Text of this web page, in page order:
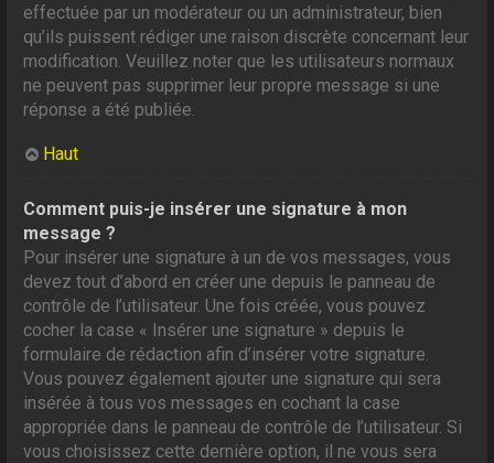
effectuée par un modérateur ou un administrateur, bien
qu’ils puissent rédiger une raison discrète concernant leur
modification. Veuillez noter que les utilisateurs normaux
ne peuvent pas supprimer leur propre message si une
réponse a été publiée.
Haut
Comment puis-je insérer une signature à mon
message ?
Pour insérer une signature à un de vos messages, vous
devez tout d’abord en créer une depuis le panneau de
contrôle de l’utilisateur. Une fois créée, vous pouvez
cocher la case « Insérer une signature » depuis le
formulaire de rédaction afin d’insérer votre signature.
Vous pouvez également ajouter une signature qui sera
insérée à tous vos messages en cochant la case
appropriée dans le panneau de contrôle de l’utilisateur. Si
vous choisissez cette dernière option, il ne vous sera